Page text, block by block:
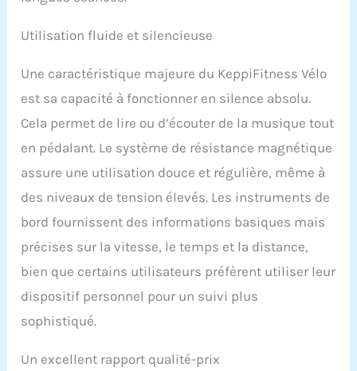
l'exercice, ajustez
fréquence cardiaque à
temps pour améliorer
cardiorespiratoire. Pédale
d'équilibre : le vélo
design de pédale
antidérapante avec des
réglables. Le vélo couché
offre un soutien maximal
pour les pieds tout en
offrant une excellente
maniabilité, assurant un
selle de vélo d'exercice
Utilisation fluide et silencieuse
Une caractéristique majeure du KeppiFitness Vélo
est sa capacité à fonctionner en silence absolu.
Cela permet de lire ou d’écouter de la musique tout
en pédalant. Le système de résistance magnétique
assure une utilisation douce et régulière, même à
des niveaux de tension élevés. Les instruments de
bord fournissent des informations basiques mais
précises sur la vitesse, le temps et la distance,
bien que certains utilisateurs préfèrent utiliser leur
dispositif personnel pour un suivi plus
sophistiqué.
Un excellent rapport qualité-prix